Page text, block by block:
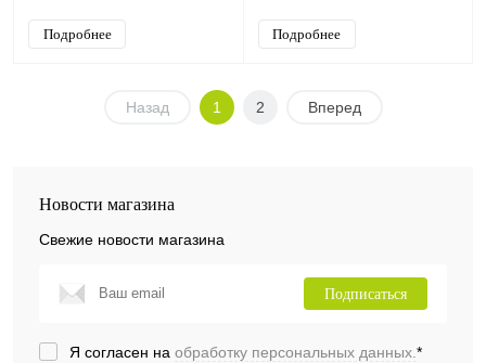
Подробнее Подробнее
Назад 1 2 Вперед
Новости магазина
Свежие новости магазина
Подписаться
Я согласен на обработку персональных данных.*